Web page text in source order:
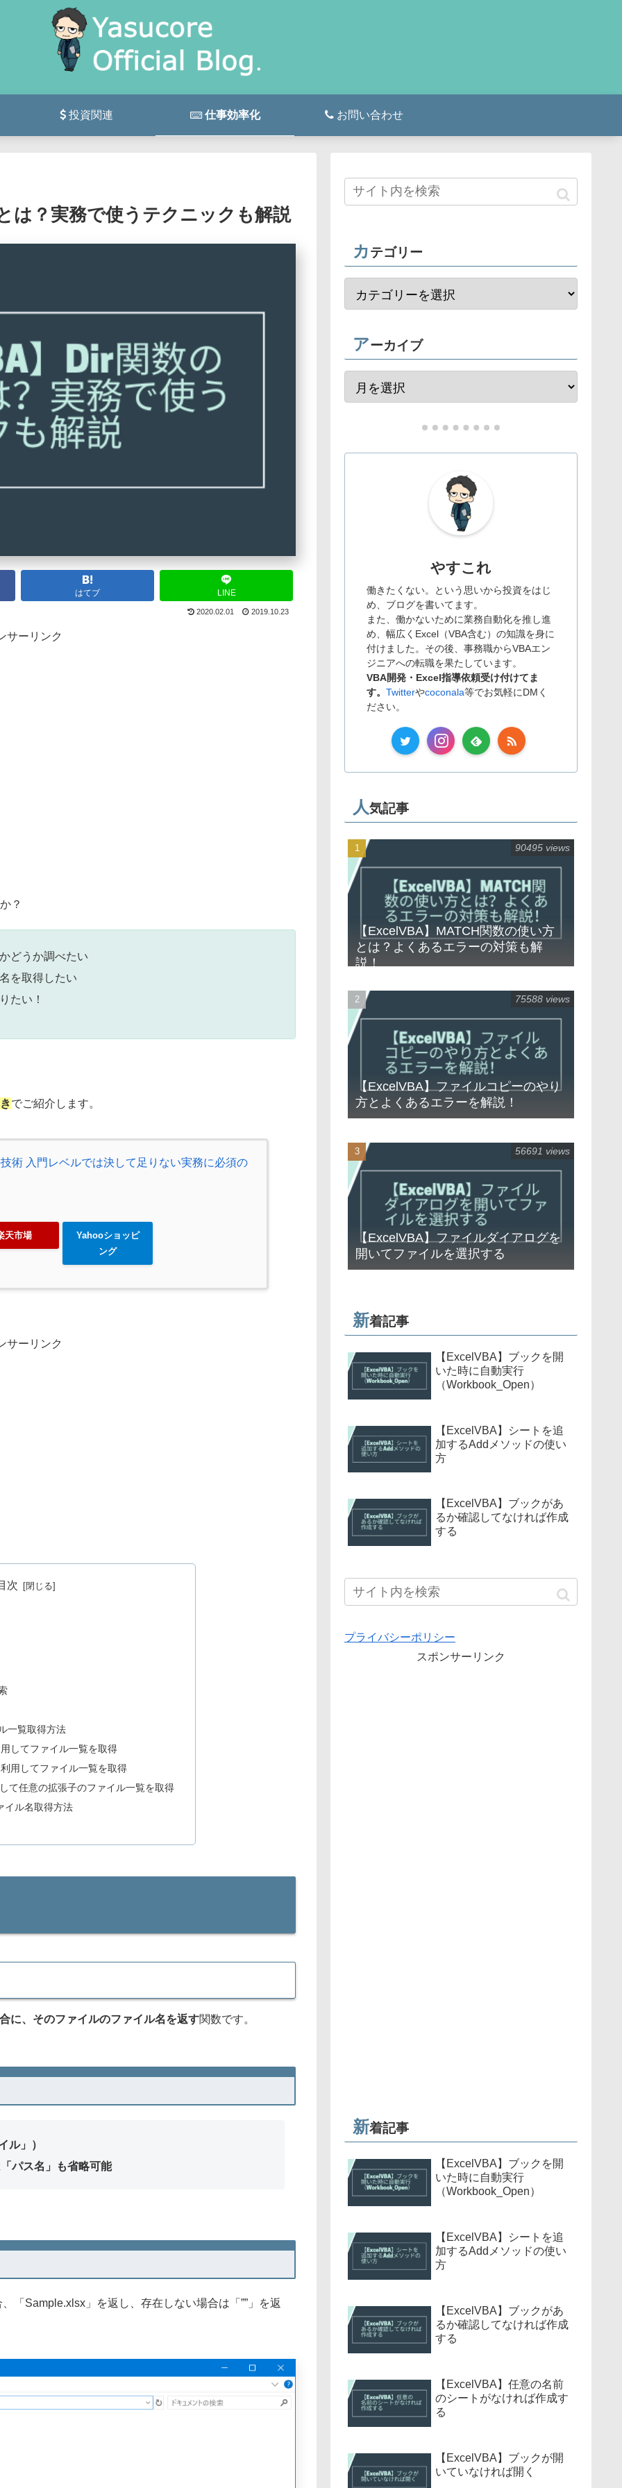
投資関連 仕事効率化 お問い合わせ
は？実務で使うテクニックも解説
はてブ LINE
2020.02.01 2019.10.23
サーリンク
？
どうか調べたい
を取得したい
たい！
でご紹介します。
術 入門レベルでは決して足りない実務に必須の
天市場
Yahooショッピ
ング
サーリンク
次
一覧取得方法
してファイル一覧を取得
用してファイル一覧を取得
て任意の拡張子のファイル一覧を取得
イル名取得方法
に、そのファイルのファイル名を返す関数です。
ル」）
パス名」も省略可能
「Sample.xlsx」を返し、存在しない場合は「””」を返
カテゴリー
アーカイブ
やすこれ
働きたくない。という思いから投資をはじ
め、ブログを書いてます。
また、働かないために業務自動化を推し進
め、幅広くExcel（VBA含む）の知識を身に
付けました。その後、事務職からVBAエン
ジニアへの転職を果たしています。
VBA開発・Excel指導依頼受け付けてま
す。 Twitterやcoconala等でお気軽にDMく
ださい。
人気記事
【ExcelVBA】MATCH関数の使い方
とは？よくあるエラーの対策も解
説！
90495 views
【ExcelVBA】ファイルコピーのやり
方とよくあるエラーを解説！
75588 views
【ExcelVBA】ファイルダイアログを
開いてファイルを選択する
56691 views
新着記事
【ExcelVBA】ブックを開
いた時に自動実行
（Workbook_Open）
【ExcelVBA】シートを追
加するAddメソッドの使い
方
【ExcelVBA】ブックがあ
るか確認してなければ作成
する
プライバシーポリシー
スポンサーリンク
新着記事
【ExcelVBA】ブックを開
いた時に自動実行
（Workbook_Open）
【ExcelVBA】シートを追
加するAddメソッドの使い
方
【ExcelVBA】ブックがあ
るか確認してなければ作成
する
【ExcelVBA】任意の名前
のシートがなければ作成す
る
【ExcelVBA】ブックが開
いていなければ開く